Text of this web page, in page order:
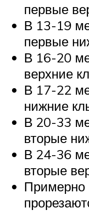
первые
В 13-19
первые
В 16-20
верхние
В 17-22
нижние
В 20-33
вторые
В 24-36
вторые
Примерно